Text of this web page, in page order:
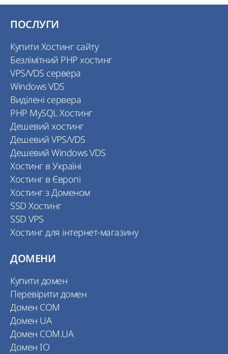
ПОСЛУГИ
Купити Хостинг сайту
Безлімітний PHP хостинг
VPS/VDS сервера
Windows VDS
Виділені сервера
PHP MySQL Хостинг
Дешевий хостинг
Дешевий VPS/VDS
Дешевий Windows VDS
Хостинг в Україні
Хостинг в Європі
Хостинг з Доменом
SSD Хостинг
SSD VPS
Хостинг для інтернет-магазину
ДОМЕНИ
Купити домен
Перевірити домен
Домен COM
Домен UA
Домен COM.UA
Домен IO